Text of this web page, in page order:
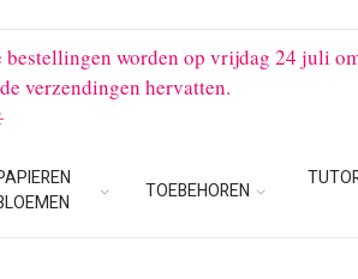
worden op vrijdag 24 juli
verzendingen hervatten.
TOEBEHOREN